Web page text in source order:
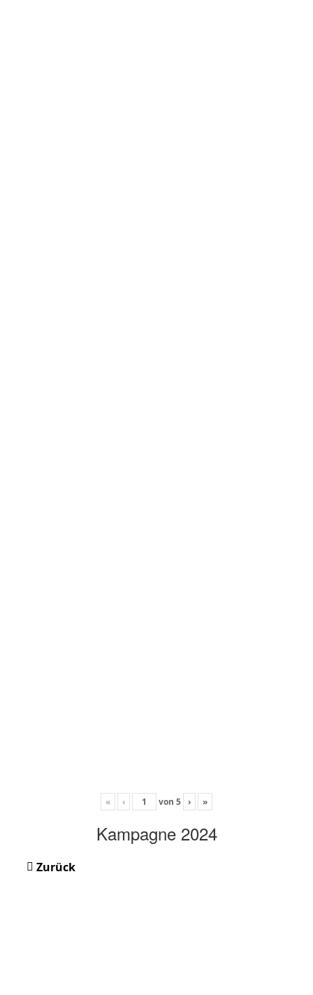
« ‹ von 5 › »
Kampagne 2024
Zurück